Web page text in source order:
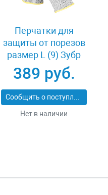
Перчатки для
защиты от порезов
размер L (9) Зубр
11277-L
389 руб.
Сообщить о поступлении
Нет в наличии